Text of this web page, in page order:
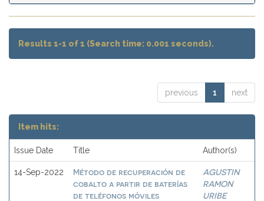
Results 1-1 of 1 (Search time: 0.001 seconds).
previous 1 next
Item hits:
Issue Date Title Author(s)
14-Sep-2022
Método de recuperación de
cobalto a partir de baterías
de teléfonos móviles
AGUSTIN
RAMON
URIBE